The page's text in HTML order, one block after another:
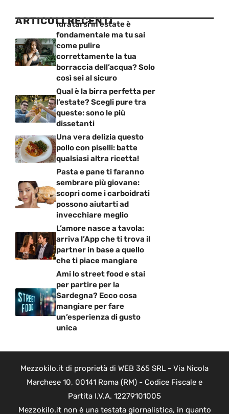
ARTICOLI RECENTI
Idratarsi in estate è
fondamentale ma tu sai
come pulire
correttamente la tua
borraccia dell’acqua? Solo
così sei al sicuro
Qual è la birra perfetta per
l’estate? Scegli pure tra
queste: sono le più
dissetanti
Una vera delizia questo
pollo con piselli: batte
qualsiasi altra ricetta!
Pasta e pane ti faranno
sembrare più giovane:
scopri come i carboidrati
possono aiutarti ad
invecchiare meglio
L’amore nasce a tavola:
arriva l’App che ti trova il
partner in base a quello
che ti piace mangiare
Ami lo street food e stai
per partire per la
Sardegna? Ecco cosa
mangiare per fare
un’esperienza di gusto
unica
Mezzokilo.it di proprietà di WEB 365 SRL - Via Nicola
Marchese 10, 00141 Roma (RM) - Codice Fiscale e
Partita I.V.A. 12279101005
Mezzokilo.it non è una testata giornalistica, in quanto